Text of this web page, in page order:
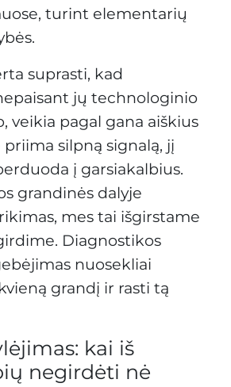
turint elementarių
suprasti, kad
jų technologinio
veikia pagal gana aiškius
silpną signalą, jį
į garsiakalbius.
grandinės dalyje
mes tai išgirstame
Diagnostikos
nuosekliai
grandį ir rasti tą
kai iš
negirdėti nė